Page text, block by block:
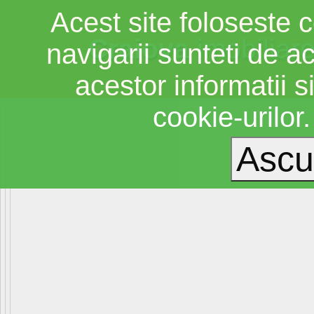
Craiova
Acest site foloseste
navigarii sunteti de
acestor informatii
cookie-